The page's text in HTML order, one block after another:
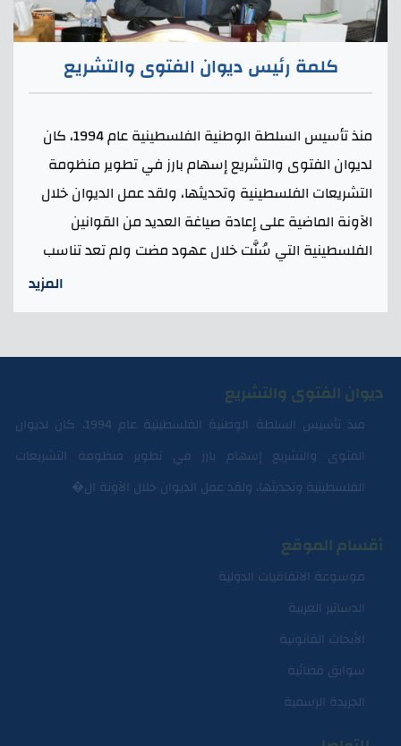
كلمة رئيس ديوان الفتوى والتشريع
منذ تأسيس السلطة الوطنية الفلسطينية عام 1994، كان
لديوان الفتوى والتشريع إسهام بارز في تطوير منظومة
التشريعات الفلسطينية وتحديثها، ولقد عمل الديوان خلال
الآونة الماضية على إعادة صياغة العديد من القوانين
الفلسطينية التي سُنَّت خلال عهود مضت ولم تعد تناسب
المزيد
ديوان الفتوى والتشريع
منذ تأسيس السلطة الوطنية الفلسطينية عام 1994، كان لديوان
الفتوى والتشريع إسهام بارز في تطوير منظومة التشريعات
الفلسطينية وتحديثها، ولقد عمل الديوان خلال الآونة ال�
أقسام الموقع
موسوعة الاتفاقيات الدولية
الدساتير العربية
الأبحاث القانونية
سوابق قضائية
الجريدة الرسمية